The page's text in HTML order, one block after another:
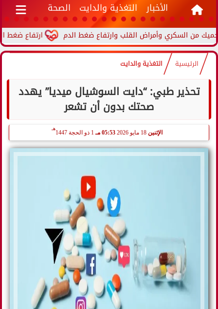
الأخبار التغذية والدايت الصحة
ارتفاع ضغط الدم
الرئيسية التغذية والدايت
تحذير طبي: “دايت السوشيال ميديا” يهدد
صحتك بدون أن تشعر
الإثنين 05:53 مـ 1 ذو الحجة 1447
هـ